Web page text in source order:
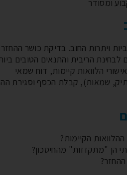
ומסודר
ויתרות החוב. בדיקת כושר ההחזר
הריבית והתנאים הטובים
הלוואות קיימות, דוח שמאי
שמאות), קבלת הכסף וסגירת
הקיימות?
הן "מתקזזות" מהחיסכון?